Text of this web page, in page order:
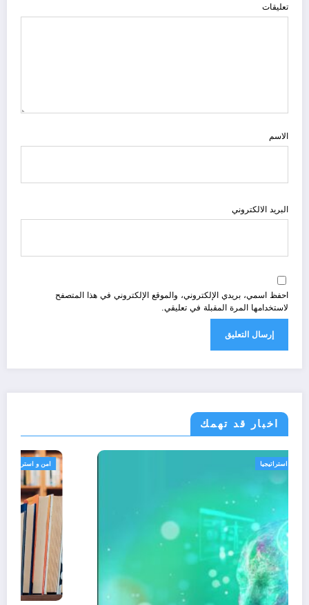
تعليقات
الاسم
البريد الالكتروني
احفظ اسمي، بريدي الإلكتروني، والموقع الإلكتروني في هذا المتصفح
لاستخدامها المرة المقبلة في تعليقي.
اخبار قد تهمك
الجزائر الحدث